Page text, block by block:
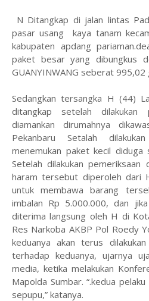
N Ditangkap di jalan lintas
pasar usang kaya tanam
kabupaten apdang
paket besar yang dibungkus
GUANYINWANG seberat 995,02
Sedangkan tersangka H (44)
ditangkap setelah dilakukan
diamankan dirumahnya
Pekanbaru Setalah
menemukan paket kecil
Setelah dilakukan pemeriksaan
haram tersebut diperoleh dari
untuk membawa barang
imbalan Rp 5.000.000, dan
diterima langsung oleh H di
Res Narkoba AKBP Pol Roedy
keduanya akan terus
terhadap keduanya, ujarnya
media, ketika melakukan
Mapolda Sumbar. “.kedua
sepupu,” katanya.